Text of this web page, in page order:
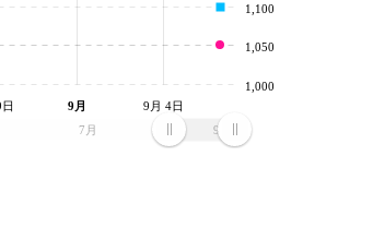
7月 9月
9月 9月 4日
1,000
1,050
1,100